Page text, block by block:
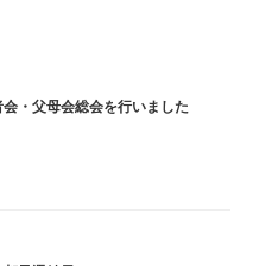
・父母会総会を行いました